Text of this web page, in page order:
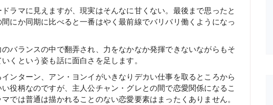
ラマに見えますが、現実はそんなに甘くない。最後まで思ったと
にか同期に比べると一番はやく最前線でバリバリ働くようになっ
バランスの中で翻弄され、力をなかなか発揮できないながらもそ
くという姿も話に面白さを足します。
ンターン、アン・ヨンイがいきなりデカい仕事を取るところから
役柄なのですが、主人公チャン・グレとの間で恋愛関係になるこ
では普通は描かれることのない恋愛要素はまったくありません。